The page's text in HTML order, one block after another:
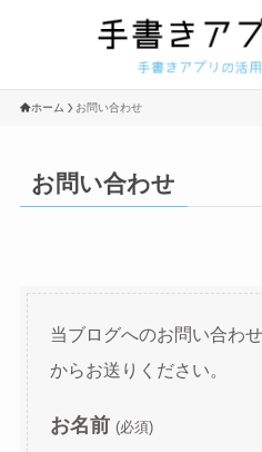
ホーム お問い合わせ
お問い合わせ
当ブログへのお問い合わ
からお送りください。
お名前 (必須)